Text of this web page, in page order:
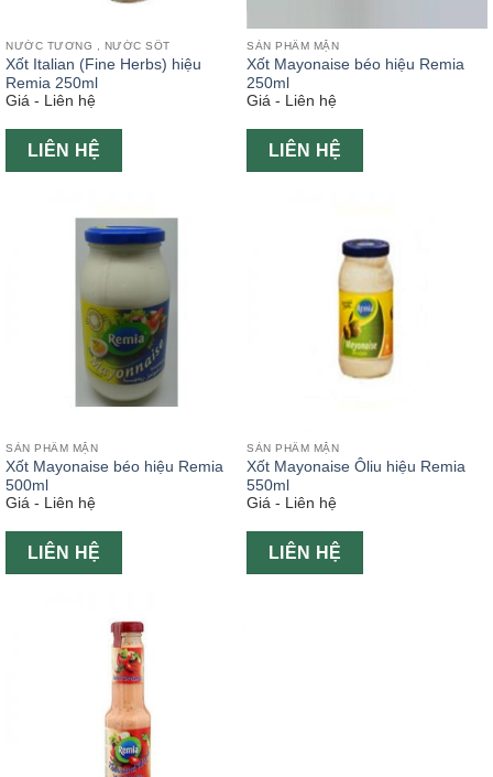
NƯỚC TƯƠNG , NƯỚC SỐT
Xốt Italian (Fine Herbs) hiệu
Remia 250ml
Giá - Liên hệ
LIÊN HỆ
SẢN PHẨM MẶN
Xốt Mayonaise béo hiệu Remia
250ml
Giá - Liên hệ
LIÊN HỆ
SẢN PHẨM MẶN
Xốt Mayonaise béo hiệu Remia
500ml
Giá - Liên hệ
LIÊN HỆ
SẢN PHẨM MẶN
Xốt Mayonaise Ôliu hiệu Remia
550ml
Giá - Liên hệ
LIÊN HỆ